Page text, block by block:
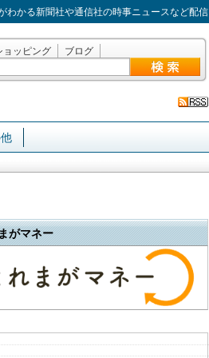
わかる新聞社や通信社の時事ニュースなど配信
ョッピング ブログ
がマネー